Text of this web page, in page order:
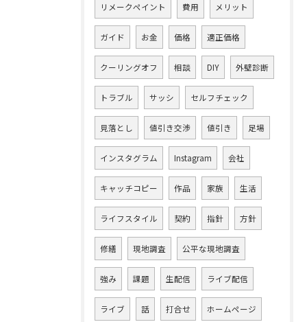
リメークペイント 費用 メリット
ガイド お金 価格 適正価格
クーリングオフ 相談 DIY 外壁診断
トラブル サッシ セルフチェック
見落とし 値引き交渉 値引き 足場
インスタグラム Instagram 会社
キャッチコピー 作品 家族 生活
ライフスタイル 契約 指針 方針
修繕 現地調査 公平な現地調査
強み 課題 生配信 ライブ配信
ライブ 話 打合せ ホームページ